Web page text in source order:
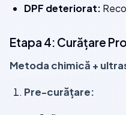
DPF deteriorat:
Etapa 4: Curățare
Metoda chimică +
Pre-curățare: